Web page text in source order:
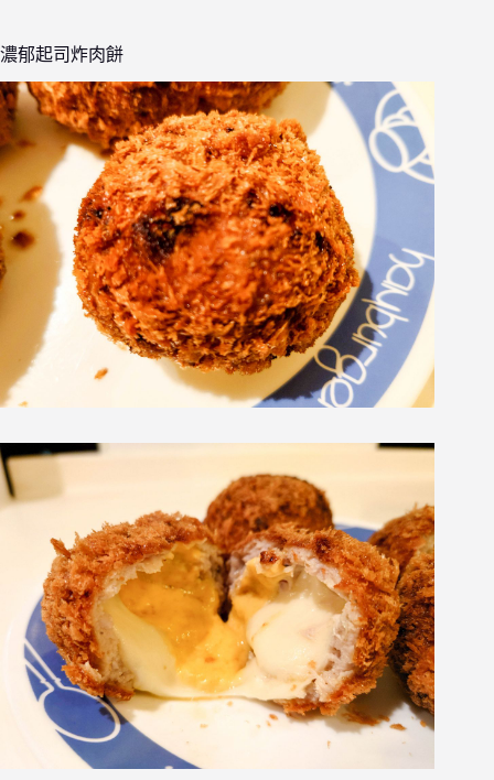
濃郁起司炸肉餅